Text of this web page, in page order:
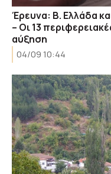
Έρευνα: Β. Ελλάδα
– Οι 13
αύξηση
04/09 10:44